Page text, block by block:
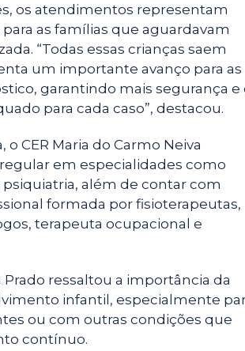
os atendimentos representam
as famílias que aguardavam
“Todas essas crianças saem
um importante avanço para as
garantindo mais segurança e
para cada caso”, destacou.
CER Maria do Carmo Neiva
em especialidades como
além de contar com
formada por fisioterapeutas,
terapeuta ocupacional e
ressaltou a importância da
infantil, especialmente
ou com outras condições que
contínuo.